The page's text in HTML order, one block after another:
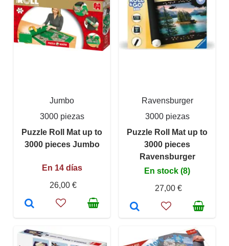
Jumbo
3000 piezas
Puzzle Roll Mat up to
3000 pieces Jumbo
En 14 días
26,00 €
Ravensburger
3000 piezas
Puzzle Roll Mat up to
3000 pieces
Ravensburger
En stock (8)
27,00 €